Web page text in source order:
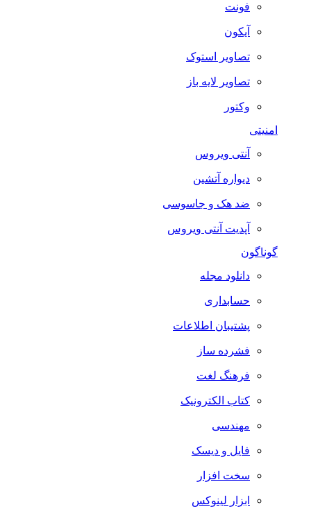
فونت
آیکون
تصاویر استوک
تصاویر لایه باز
وکتور
امنیتی
آنتی ویروس
دیواره آتشین
ضد هک و جاسوسی
آپدیت آنتی ویروس
گوناگون
دانلود مجله
حسابداری
پشتیبان اطلاعات
فشرده ساز
فرهنگ لغت
کتاب الکترونیک
مهندسی
فایل و دیسک
سخت افزار
ابزار لینوکس